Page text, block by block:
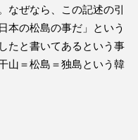
なぜなら、この記述の引
本の松島の事だ」という
たと書いてあるという事
山＝松島＝独島という韓